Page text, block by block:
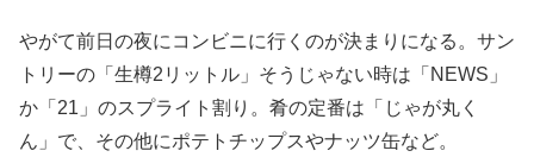
やがて前日の夜にコンビニに行くのが決まりになる。サン
トリーの「生樽2リットル」そうじゃない時は「NEWS」
か「21」のスプライト割り。肴の定番は「じゃが丸く
ん」で、その他にポテトチップスやナッツ缶など。